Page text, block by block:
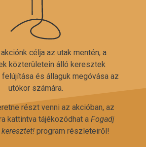
célja az utak mentén, a
közterületein álló keresztek
és állaguk megóvása az
utókor számára.
részt venni az akcióban, az
kattintva tájékozódhat a Fogadj
program részleteiről!